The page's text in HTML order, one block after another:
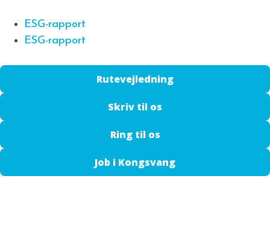
ESG-rapport
ESG-rapport
Rutevejledning
Skriv til os
Ring til os
Job i Kongsvang